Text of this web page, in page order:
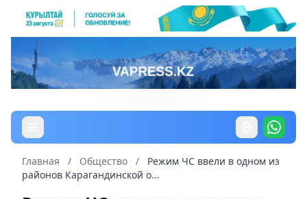
Главная / Общество /
Режим ЧС ввели в одном из
районов Карагандинской о...